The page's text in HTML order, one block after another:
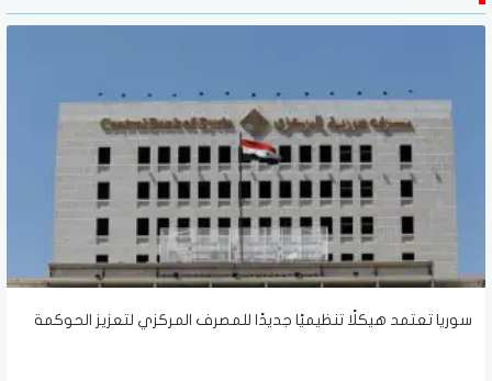
سوريا تعتمد هيكلًا تنظيميًا جديدًا للمصرف المركزي لتعزيز الحوكمة